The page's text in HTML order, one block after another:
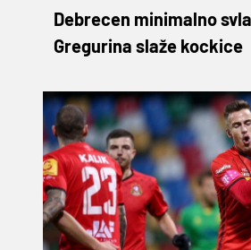
Debrecen minimalno
Gregurina slaže kockice